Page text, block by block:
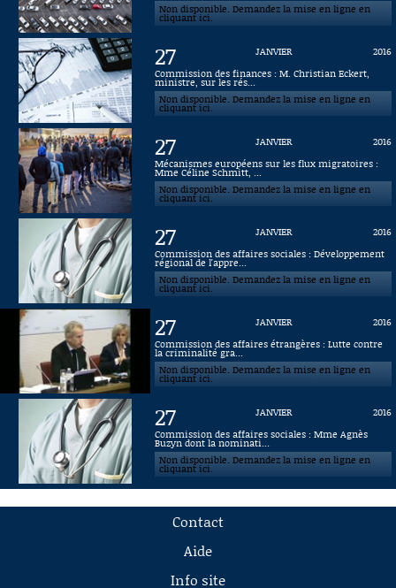
Non disponible. Demandez la mise en ligne en
cliquant ici.
27 JANVIER
2016
Commission des finances : M. Christian Eckert,
ministre, sur les rés...
Non disponible. Demandez la mise en ligne en
cliquant ici.
27 JANVIER
2016
Mécanismes européens sur les flux migratoires :
Mme Céline Schmitt, ...
Non disponible. Demandez la mise en ligne en
cliquant ici.
27 JANVIER
2016
Commission des affaires sociales : Développement
régional de l'appre...
Non disponible. Demandez la mise en ligne en
cliquant ici.
27 JANVIER
2016
Commission des affaires étrangères : Lutte contre
la criminalité gra...
Non disponible. Demandez la mise en ligne en
cliquant ici.
27 JANVIER
2016
Commission des affaires sociales : Mme Agnès
Buzyn dont la nominati...
Non disponible. Demandez la mise en ligne en
cliquant ici.
Contact
Aide
Info site